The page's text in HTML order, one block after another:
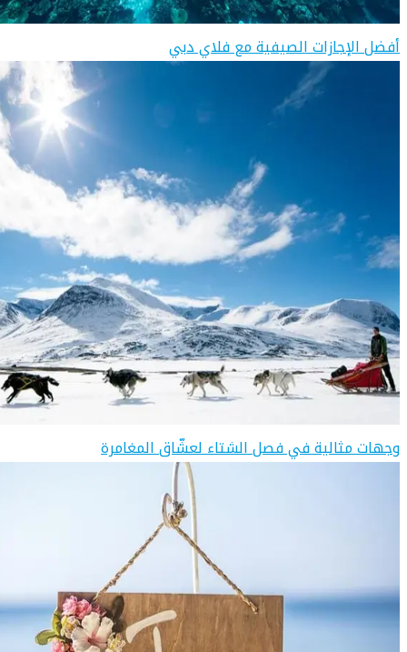
أفضل الإجازات الصيفية مع فلاي دبي
وجهات مثالية في فصل الشتاء لعشّاق المغامرة